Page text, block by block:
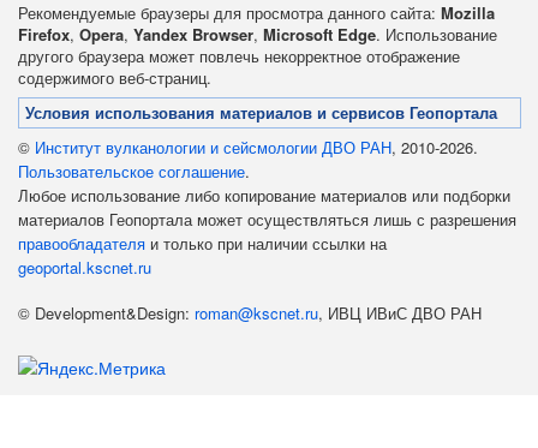
Рекомендуемые браузеры для просмотра данного сайта: Mozilla
Firefox, Opera, Yandex Browser, Microsoft Edge. Использование
другого браузера может повлечь некорректное отображение
содержимого веб-страниц.
Условия использования материалов и сервисов Геопортала
© Институт вулканологии и сейсмологии ДВО РАН, 2010-2026.
Пользовательское соглашение.
Любое использование либо копирование материалов или подборки
материалов Геопортала может осуществляться лишь с разрешения
правообладателя и только при наличии ссылки на
geoportal.kscnet.ru
© Development&Design: roman@kscnet.ru, ИВЦ ИВиС ДВО РАН